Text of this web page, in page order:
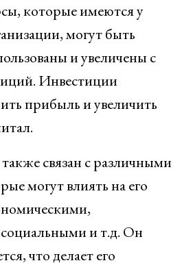
которые имеются у
могут быть
и увеличены с
Инвестиции
прибыль и увеличить
связан с различными
могут влиять на его
и т.д. Он
что делает его